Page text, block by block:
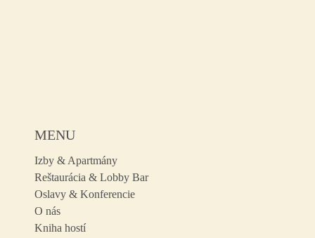
MENU
Izby & Apartmány
Reštaurácia & Lobby Bar
Oslavy & Konferencie
O nás
Kniha hostí